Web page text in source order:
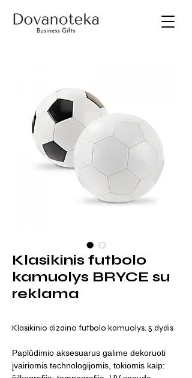
Klasikinis futbolo
kamuolys BRYCE su
reklama
Klasikinio dizaino futbolo kamuolys. 5 dydis
Paplūdimio aksesuarus galime dekoruoti
įvairiomis technologijomis, tokiomis kaip: